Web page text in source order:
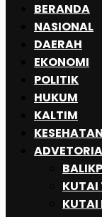
BERANDA
NASIONAL
DAERAH
EKONOMI
POLITIK
HUKUM
KALTIM
KESEHATAN
KUTAI
KUTAI